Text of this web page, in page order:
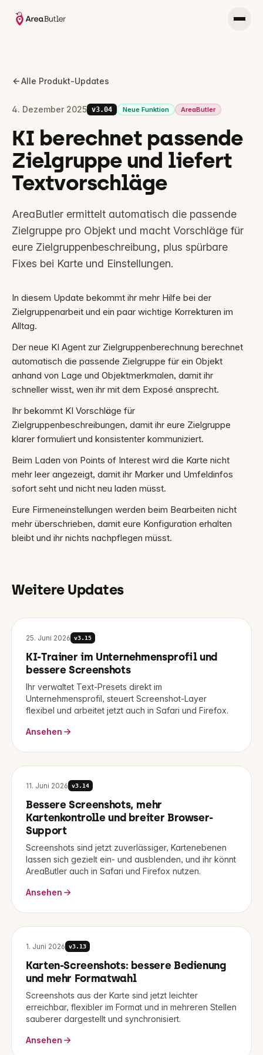
Alle Produkt-Updates
4. Dezember 2025 v3.04 Neue Funktion AreaButler
KI berechnet passende
Zielgruppe und liefert
Textvorschläge
AreaButler ermittelt automatisch die passende
Zielgruppe pro Objekt und macht Vorschläge für
eure Zielgruppenbeschreibung, plus spürbare
Fixes bei Karte und Einstellungen.
In diesem Update bekommt ihr mehr Hilfe bei der
Zielgruppenarbeit und ein paar wichtige Korrekturen im
Alltag.
Der neue KI Agent zur Zielgruppenberechnung berechnet
automatisch die passende Zielgruppe für ein Objekt
anhand von Lage und Objektmerkmalen, damit ihr
schneller wisst, wen ihr mit dem Exposé ansprecht.
Ihr bekommt KI Vorschläge für
Zielgruppenbeschreibungen, damit ihr eure Zielgruppe
klarer formuliert und konsistenter kommuniziert.
Beim Laden von Points of Interest wird die Karte nicht
mehr leer angezeigt, damit ihr Marker und Umfeldinfos
sofort seht und nicht neu laden müsst.
Eure Firmeneinstellungen werden beim Bearbeiten nicht
mehr überschrieben, damit eure Konfiguration erhalten
bleibt und ihr nichts nachpflegen müsst.
Weitere Updates
25. Juni 2026 v3.15
KI-Trainer im Unternehmensprofil und
bessere Screenshots
Ihr verwaltet Text-Presets direkt im
Unternehmensprofil, steuert Screenshot-Layer
flexibel und arbeitet jetzt auch in Safari und Firefox.
Ansehen
11. Juni 2026 v3.14
Bessere Screenshots, mehr
Kartenkontrolle und breiter Browser-
Support
Screenshots sind jetzt zuverlässiger, Kartenebenen
lassen sich gezielt ein- und ausblenden, und ihr könnt
AreaButler auch in Safari und Firefox nutzen.
Ansehen
1. Juni 2026 v3.13
Karten-Screenshots: bessere Bedienung
und mehr Formatwahl
Screenshots aus der Karte sind jetzt leichter
erreichbar, flexibler im Format und in mehreren Stellen
sauberer dargestellt und synchronisiert.
Ansehen